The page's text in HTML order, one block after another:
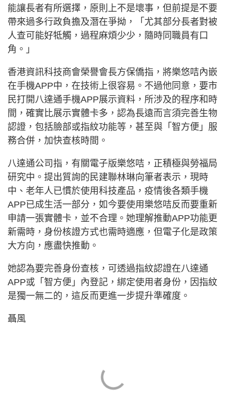
能讓長者有所選擇，原則上不是壞事，但前提是不要
帶來過多行政負擔及潛在爭拗，「尤其部分長者對被
人查可能好牴觸，過程麻煩少少，隨時同職員有口
角。」
香港資訊科技商會榮譽會長方保僑指，將樂悠咭內嵌
在手機APP中，在技術上很容易。不過他同意，要市
民打開八達通手機APP展示資料，所涉及的程序和時
間，確實比展示實體卡多，認為長遠而言須完善生物
認證，包括臉部或指紋功能等，甚至與「智方便」服
務合併，加快查核時間。
八達通公司指，有關電子版樂悠咭，正積極與勞福局
研究中。提出質詢的民建聯林琳向筆者表示，現時
中、老年人已慣於使用科技產品，疫情後各類手機
APP已成生活一部分，如今要使用樂悠咭反而要重新
申請一張實體卡，並不合理。她理解推動APP功能更
新需時，身份核證方式也需時適應，但電子化是政策
大方向，應盡快推動。
她認為要完善身份查核，可透過指紋認證在八達通
APP或「智方便」內登記，綁定使用者身份，因指紋
是獨一無二的，這反而更進一步提升準確度。
聶風